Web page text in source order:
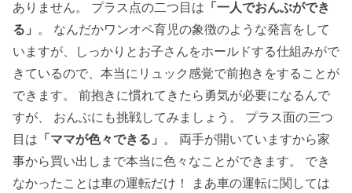
ありません。 プラス点の二つ目は 「一人でおんぶができ
る」
。 なんだかワンオペ育児の象徴のような発言をして
いますが、しっかりとお子さんをホールドする仕組みがで
きているので、本当にリュック感覚で前抱きをすることが
できます。 前抱きに慣れてきたら勇気が必要になるんで
すが、 おんぶにも挑戦してみましょう。 プラス面の三つ
目は 「ママが色々できる」
。 両手が開いていますから家
事から買い出しまで本当に色々なことができます。 でき
なかったことは車の運転だけ！ まあ車の運転に関しては